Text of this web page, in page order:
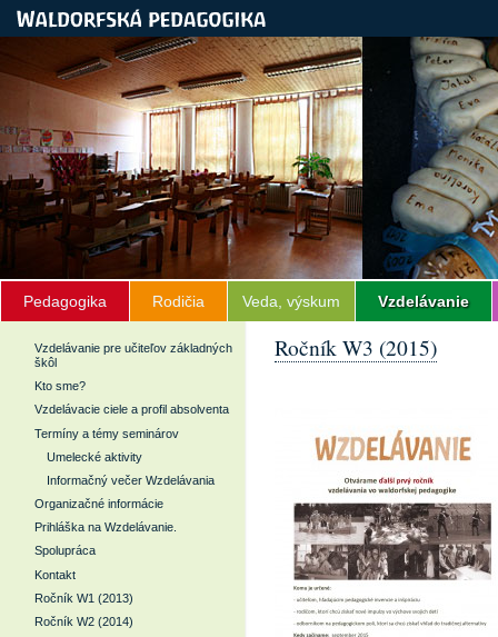
Pedagogika Rodičia Veda, výskum Vzdelávanie
Ročník W3 (2015)
Vzdelávanie pre učiteľov základných
škôl
Kto sme?
Vzdelávacie ciele a profil absolventa
Termíny a témy seminárov
Umelecké aktivity
Informačný večer Wzdelávania
Organizačné informácie
Prihláška na Wzdelávanie.
Spolupráca
Kontakt
Ročník W1 (2013)
Ročník W2 (2014)